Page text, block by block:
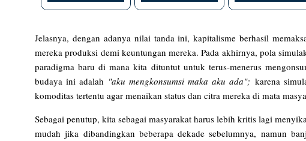
Jelasnya, dengan adanya nilai tanda ini, kapitalisme berhasil
mereka produksi demi keuntungan mereka. Pada akhirnya, pola
paradigma baru di mana kita dituntut untuk terus-menerus
budaya ini adalah "aku mengkonsumsi maka aku ada"; karena
komoditas tertentu agar menaikan status dan citra mereka di mata
Sebagai penutup, kita sebagai masyarakat harus lebih kritis lagi
mudah jika dibandingkan beberapa dekade sebelumnya, namun